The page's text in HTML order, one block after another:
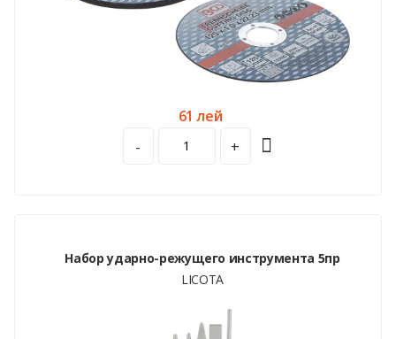
61 лей
-
+
Набор ударно-режущего инструмента 5пр
LICOTA